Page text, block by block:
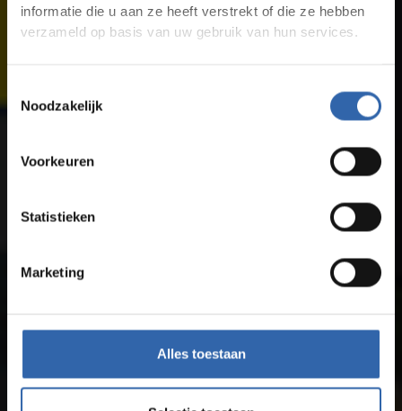
informatie die u aan ze heeft verstrekt of die ze hebben
verzameld op basis van uw gebruik van hun services.
Noodzakelijk
Voorkeuren
Statistieken
Marketing
Alles toestaan